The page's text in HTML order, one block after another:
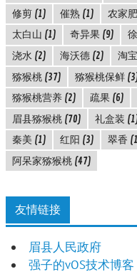
修剪(1) 催熟(1) 农家肥
太白山 (1) 奇异果 (9)
浇水(2) 海沃德(2) 淘
猕猴桃(37) 猕猴桃保鲜
猕猴桃营养(2) 疏果 (6)
眉县猕猴桃(70) 礼盒装
秦美 (1) 红阳 (3) 翠香
阿呆家猕猴桃(47)
友情链接
眉县人民政府
强子的vOS技术博客